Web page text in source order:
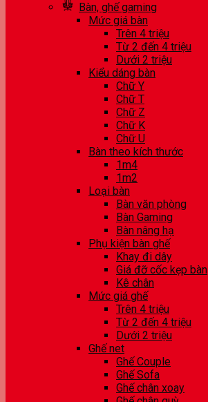
Bàn, ghế gaming
Mức giá bàn
Trên 4 triệu
Từ 2 đến 4 triệu
Dưới 2 triệu
Kiểu dáng bàn
Chữ Y
Chữ T
Chữ Z
Chữ K
Chữ U
Bàn theo kích thước
1m4
1m2
Loại bàn
Bàn văn phòng
Bàn Gaming
Bàn nâng hạ
Phụ kiện bàn ghế
Khay đi dây
Giá đỡ cốc kẹp bàn
Kê chân
Mức giá ghế
Trên 4 triệu
Từ 2 đến 4 triệu
Dưới 2 triệu
Ghế net
Ghế Couple
Ghế Sofa
Ghế chân xoay